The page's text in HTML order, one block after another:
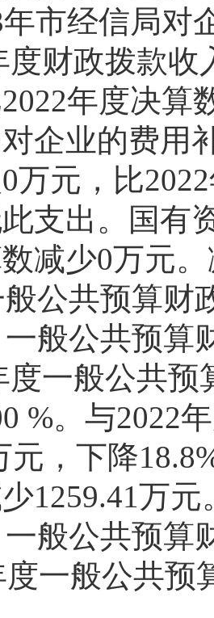
年市经信局对
度财政拨款收
年度决算
企业的费用
万元，比
支出。国有
减少0万元
公共预算财
一般公共预
度一般公共
%。与2022
元，下降
1259.41万元
一般公共预
度一般公共预